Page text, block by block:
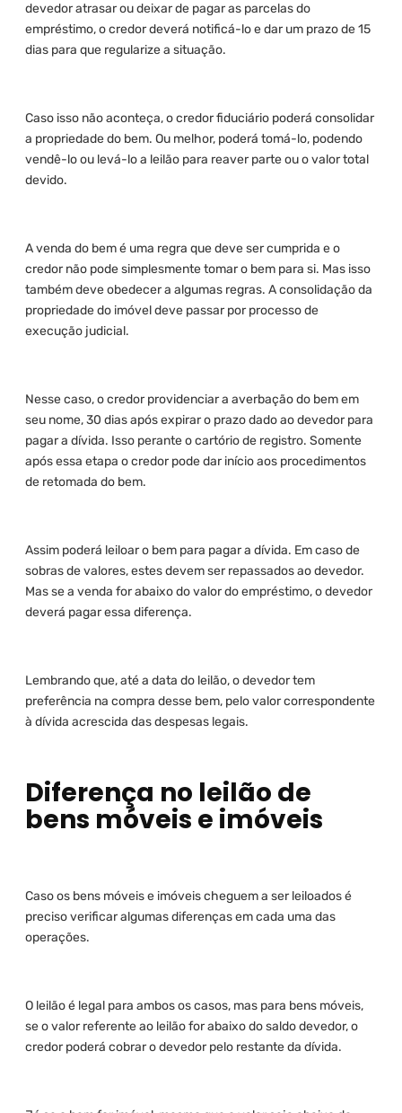
devedor atrasar ou deixar de pagar as parcelas do
empréstimo, o credor deverá notificá-lo e dar um prazo de 15
dias para que regularize a situação.
Caso isso não aconteça, o credor fiduciário poderá consolidar
a propriedade do bem. Ou melhor, poderá tomá-lo, podendo
vendê-lo ou levá-lo a leilão para reaver parte ou o valor total
devido.
A venda do bem é uma regra que deve ser cumprida e o
credor não pode simplesmente tomar o bem para si. Mas isso
também deve obedecer a algumas regras. A consolidação da
propriedade do imóvel deve passar por processo de
execução judicial.
Nesse caso, o credor providenciar a averbação do bem em
seu nome, 30 dias após expirar o prazo dado ao devedor para
pagar a dívida. Isso perante o cartório de registro. Somente
após essa etapa o credor pode dar início aos procedimentos
de retomada do bem.
Assim poderá leiloar o bem para pagar a dívida. Em caso de
sobras de valores, estes devem ser repassados ao devedor.
Mas se a venda for abaixo do valor do empréstimo, o devedor
deverá pagar essa diferença.
Lembrando que, até a data do leilão, o devedor tem
preferência na compra desse bem, pelo valor correspondente
à dívida acrescida das despesas legais.
Diferença no leilão de
bens móveis e imóveis
Caso os bens móveis e imóveis cheguem a ser leiloados é
preciso verificar algumas diferenças em cada uma das
operações.
O leilão é legal para ambos os casos, mas para bens móveis,
se o valor referente ao leilão for abaixo do saldo devedor, o
credor poderá cobrar o devedor pelo restante da dívida.